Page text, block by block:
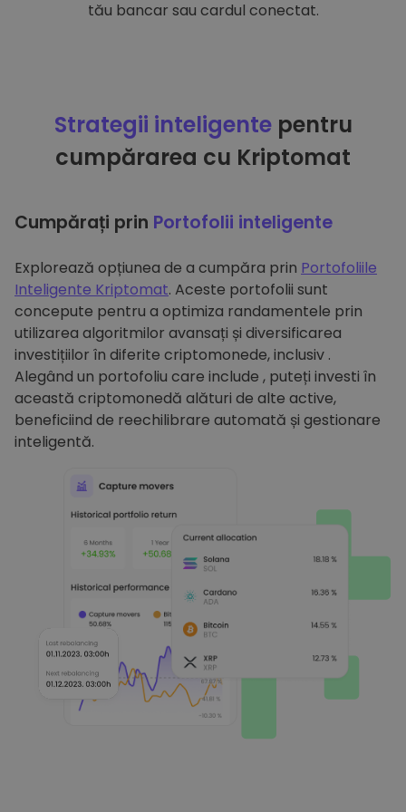
tău bancar sau cardul conectat.
Strategii inteligentepentru
cumpărarea cu Kriptomat
Cumpărați prin Portofolii inteligente
Explorează opțiunea de a cumpăra prin Portofoliile
Inteligente Kriptomat. Aceste portofolii sunt
concepute pentru a optimiza randamentele prin
utilizarea algoritmilor avansați și diversificarea
investițiilor în diferite criptomonede, inclusiv .
Alegând un portofoliu care include , puteți investi în
această criptomonedă alături de alte active,
beneficiind de reechilibrare automată și gestionare
inteligentă.